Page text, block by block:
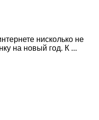
нисколько не
на новый год. К ...